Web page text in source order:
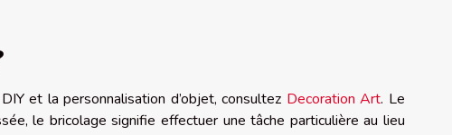
et la personnalisation d’objet, consultez Decoration Art. Le
le bricolage signifie effectuer une tâche particulière au lieu